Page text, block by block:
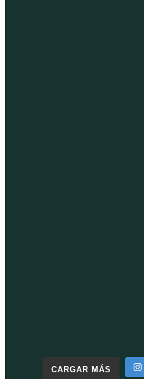
CARGAR MÁS